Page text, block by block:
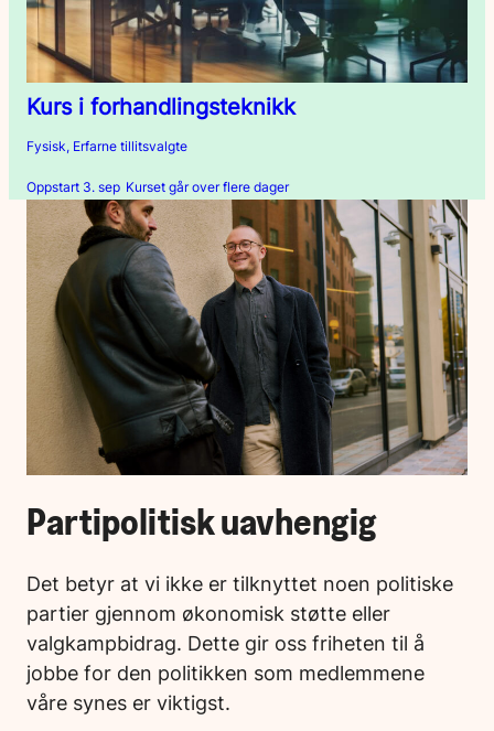
Kurs i forhandlingsteknikk
Fysisk, Erfarne tillitsvalgte
Oppstart 3. sep Kurset går over flere dager
Partipolitisk uavhengig
Det betyr at vi ikke er tilknyttet noen politiske
partier gjennom økonomisk støtte eller
valgkampbidrag. Dette gir oss friheten til å
jobbe for den politikken som medlemmene
våre synes er viktigst.